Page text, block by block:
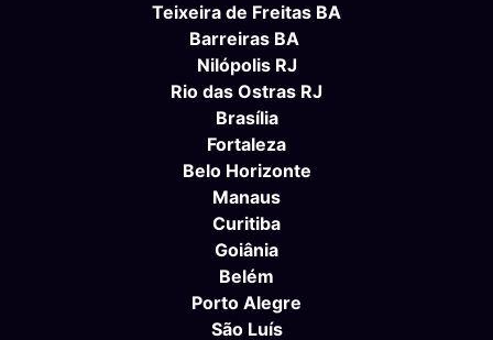
Teixeira de Freitas BA
Barreiras BA
Nilópolis RJ
Rio das Ostras RJ
Brasília
Fortaleza
Belo Horizonte
Manaus
Curitiba
Goiânia
Belém
Porto Alegre
São Luís